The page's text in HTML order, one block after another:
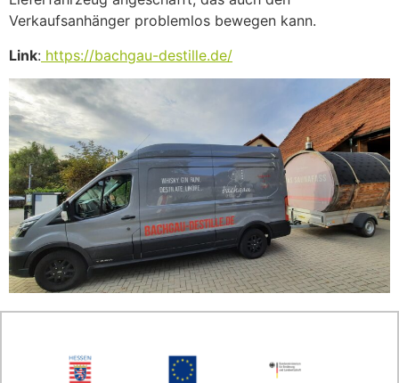
Verkaufsanhänger problemlos bewegen kann.
Link: https://bachgau-destille.de/